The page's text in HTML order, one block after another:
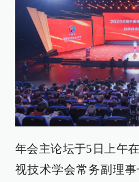
年会主论坛于5日上午
视技术学会常务副理